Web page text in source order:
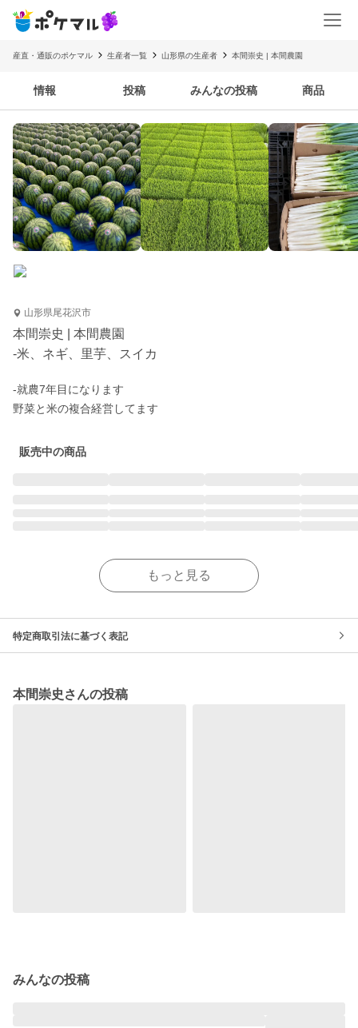
産直・通販のポケマル 生産者一覧 山形県の生産者 本間崇史 | 本間農園
情報 投稿 みんなの投稿 商品
山形県尾花沢市
本間崇史 | 本間農園
-米、ネギ、里芋、スイカ
-就農7年目になります
野菜と米の複合経営してます
販売中の商品
もっと見る
特定商取引法に基づく表記
本間崇史さんの投稿
みんなの投稿